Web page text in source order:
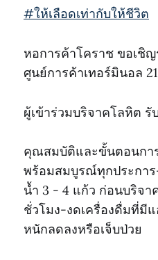
#ให้เลือดเท่ากับให้ชีวิต
หอการค้าโคราช ขอเชิ
ศูนย์การค้าเทอร์มินอล
ผู้เข้าร่วมบริจาคโลหิต รั
คุณสมบัติและขั้นตอนกา
พร้อมสมบูรณ์ทุกประกา
น้ำ 3 - 4 แก้ว ก่อนบริจ
ชั่วโมง-งดเครื่องดื่มที่มี
หนักลดลงหรือเจ็บป่วย